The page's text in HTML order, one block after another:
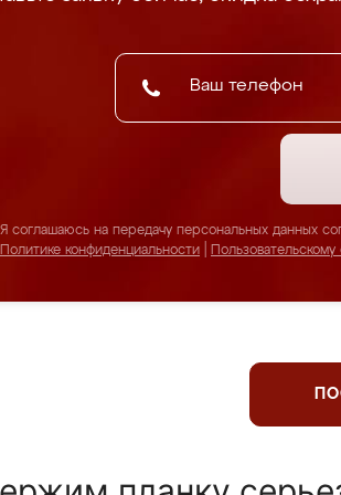
Я соглашаюсь на передачу персональных данных
Политике конфиденциальности